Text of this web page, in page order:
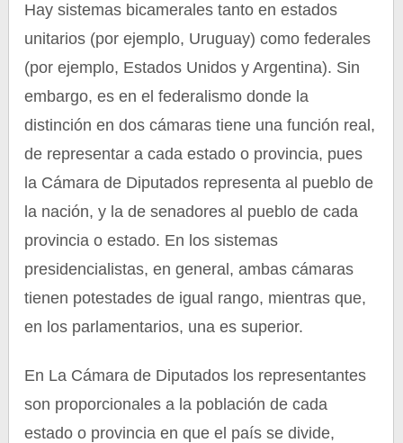
Hay sistemas bicamerales tanto en estados
unitarios (por ejemplo, Uruguay) como federales
(por ejemplo, Estados Unidos y Argentina). Sin
embargo, es en el federalismo donde la
distinción en dos cámaras tiene una función real,
de representar a cada estado o provincia, pues
la Cámara de Diputados representa al pueblo de
la nación, y la de senadores al pueblo de cada
provincia o estado. En los sistemas
presidencialistas, en general, ambas cámaras
tienen potestades de igual rango, mientras que,
en los parlamentarios, una es superior.
En La Cámara de Diputados los representantes
son proporcionales a la población de cada
estado o provincia en que el país se divide,